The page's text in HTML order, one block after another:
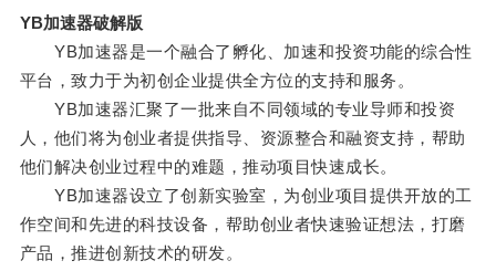
YB加速器破解版
YB加速器是一个融合了孵化、加速和投资功能的综合性
平台，致力于为初创企业提供全方位的支持和服务。
YB加速器汇聚了一批来自不同领域的专业导师和投资
人，他们将为创业者提供指导、资源整合和融资支持，帮助
他们解决创业过程中的难题，推动项目快速成长。
YB加速器设立了创新实验室，为创业项目提供开放的工
作空间和先进的科技设备，帮助创业者快速验证想法，打磨
产品，推进创新技术的研发。